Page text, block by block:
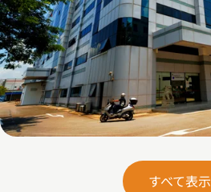
26 Woodlands Loop
すべて表示